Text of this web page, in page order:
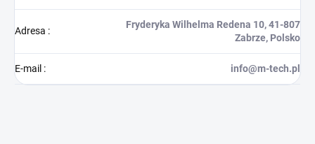
Adresa :
Fryderyka Wilhelma Redena 10, 41-807
Zabrze, Polsko
E-mail : info@m-tech.pl